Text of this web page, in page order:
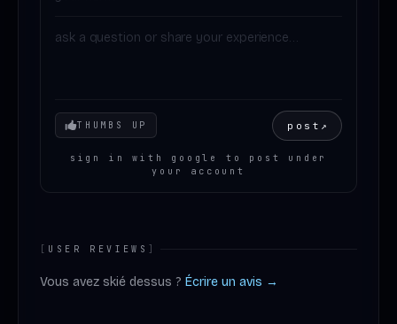
Your mood
THUMBS UP post ↗
sign in with google to post under
your account
[ USER REVIEWS ]
Vous avez skié dessus ? Écrire un avis →